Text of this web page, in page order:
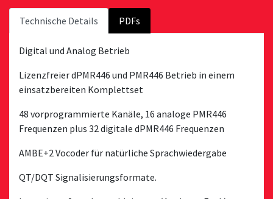
Technische Details PDFs
Digital und Analog Betrieb
Lizenzfreier dPMR446 und PMR446 Betrieb in einem
einsatzbereiten Komplettset
48 vorprogrammierte Kanäle, 16 analoge PMR446
Frequenzen plus 32 digitale dPMR446 Frequenzen
AMBE+2 Vocoder für natürliche Sprachwiedergabe
QT/DQT Signalisierungsformate.